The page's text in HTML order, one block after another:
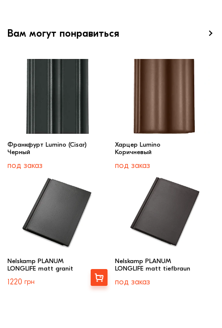
Вам могут понравиться
Франкфурт Lumino (Cisar)
Черный
под заказ
Харцер Lumino
Коричневый
под заказ
Nelskamp PLANUM
LONGLIFE matt granit
1220 грн
Выбрать
Nelskamp PLANUM
LONGLIFE matt tiefbraun
под заказ